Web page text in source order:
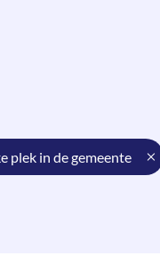
plek in de gemeente